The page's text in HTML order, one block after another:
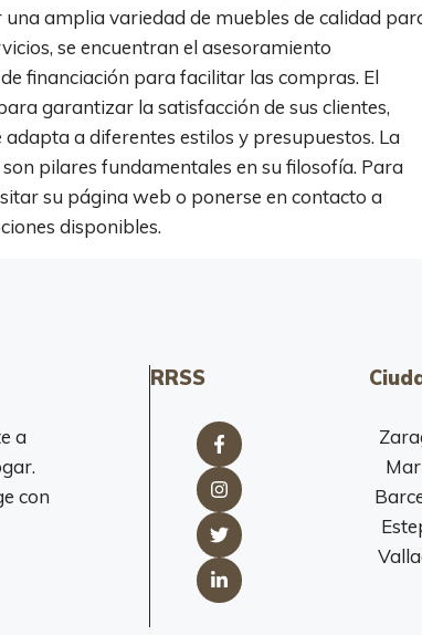
amplia variedad de muebles de calidad
se encuentran el asesoramiento
financiación para facilitar las compras. El
garantizar la satisfacción de sus clientes,
a diferentes estilos y presupuestos. La
pilares fundamentales en su filosofía. Para
su página web o ponerse en contacto a
disponibles.
a
con
RRSS